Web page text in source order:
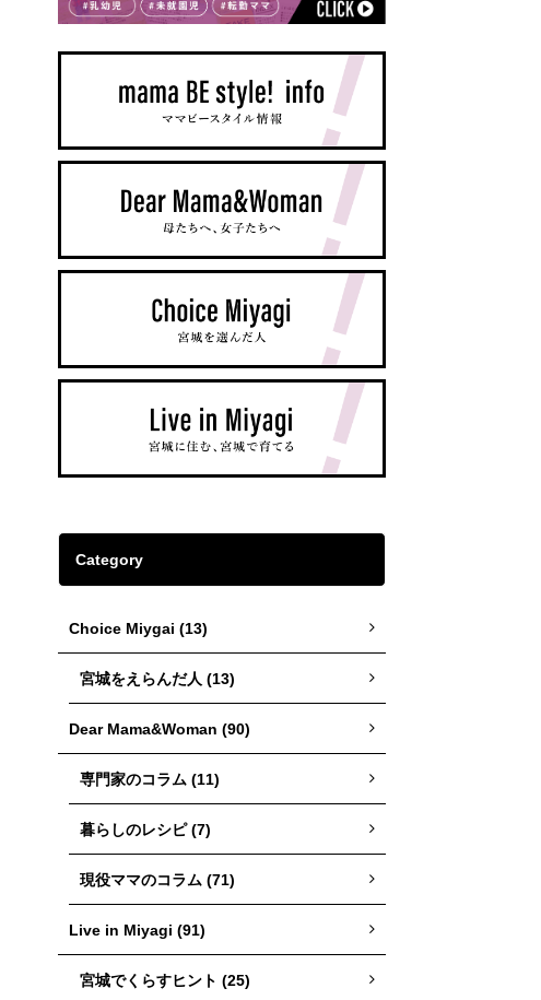
Category
Choice Miygai (13)
宮城をえらんだ人 (13)
Dear Mama&Woman (90)
専門家のコラム (11)
暮らしのレシピ (7)
現役ママのコラム (71)
Live in Miyagi (91)
宮城でくらすヒント (25)